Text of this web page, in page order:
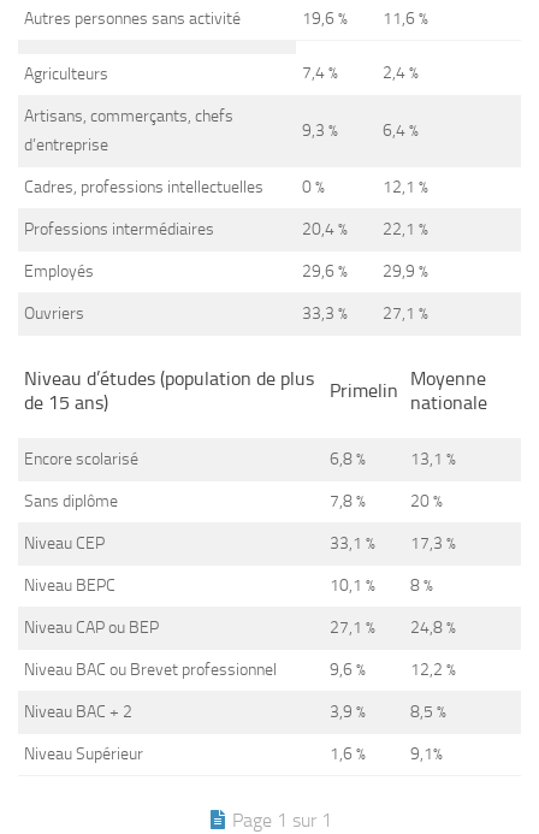
Autres personnes sans activité 19,6 % 11,6 %
Agriculteurs 7,4 % 2,4 %
Artisans, commerçants, chefs
d’entreprise
9,3 % 6,4 %
Cadres, professions intellectuelles 0 % 12,1 %
Professions intermédiaires 20,4 % 22,1 %
Employés 29,6 % 29,9 %
Ouvriers 33,3 % 27,1 %
Niveau d’études (population de plus
de 15 ans)
Primelin
Moyenne
nationale
Encore scolarisé 6,8 % 13,1 %
Sans diplôme 7,8 % 20 %
Niveau CEP 33,1 % 17,3 %
Niveau BEPC 10,1 % 8 %
Niveau CAP ou BEP 27,1 % 24,8 %
Niveau BAC ou Brevet professionnel 9,6 % 12,2 %
Niveau BAC + 2 3,9 % 8,5 %
Niveau Supérieur 1,6 % 9,1%
Page 1 sur 1